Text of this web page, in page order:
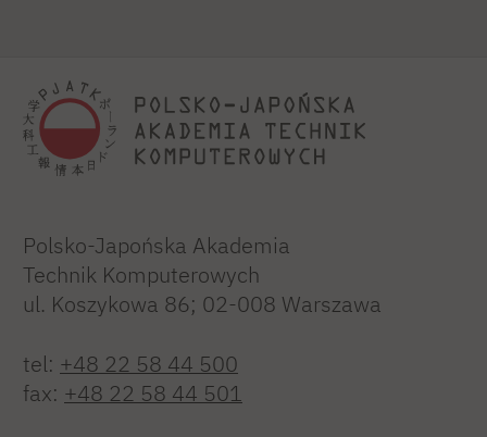
Polsko-Japońska Akademia
Technik Komputerowych
ul. Koszykowa 86; 02-008 Warszawa
tel: +48 22 58 44 500
fax: +48 22 58 44 501